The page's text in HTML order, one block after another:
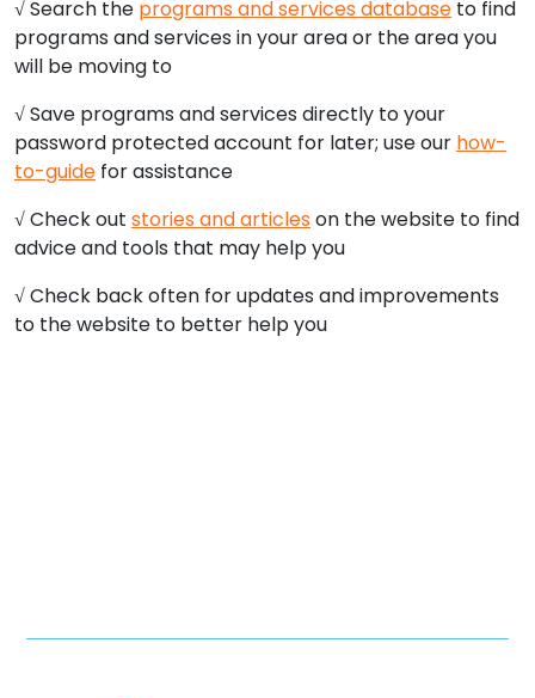
√ Search the programs and services database to find
programs and services in your area or the area you
will be moving to
√ Save programs and services directly to your
password protected account for later; use our how-
to-guide for assistance
√ Check out stories and articles on the website to find
advice and tools that may help you
√ Check back often for updates and improvements
to the website to better help you